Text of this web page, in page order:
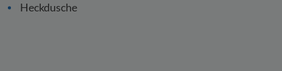
Heckdusche